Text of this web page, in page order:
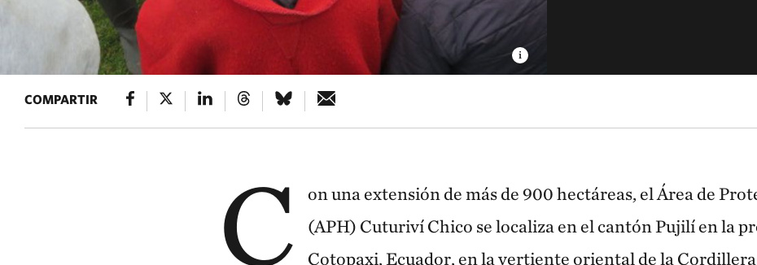
COMPARTIR
C
on una extensión de más de 900 hectáreas, el Área de
(APH) Cuturiví Chico se localiza en el cantón Pujilí en la
Cotopaxi, Ecuador, en la vertiente oriental de la